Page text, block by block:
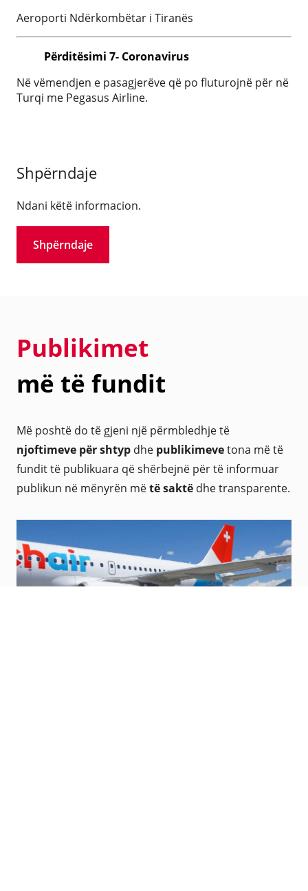
Aeroporti Ndërkombëtar i Tiranës
Përditësimi 7- Coronavirus
Në vëmendjen e pasagjerëve që po fluturojnë për në
Turqi me Pegasus Airline.
Shpërndaje
Ndani këtë informacion.
Shpërndaje
Publikimet
më të fundit
Më poshtë do të gjeni një përmbledhje të
njoftimeve për shtyp dhe publikimevetona më të
fundit të publikuara që shërbejnë për të informuar
publikun në mënyrën mëtë saktë dhe transparente.